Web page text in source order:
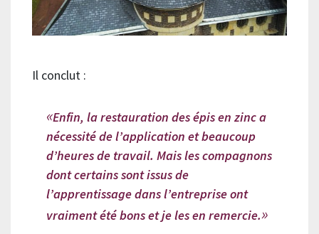
Il conclut :
Enfin, la restauration des épis en zinc a
nécessité de l’application et beaucoup
d’heures de travail. Mais les compagnons
dont certains sont issus de
l’apprentissage dans l’entreprise ont
vraiment été bons et je les en remercie.